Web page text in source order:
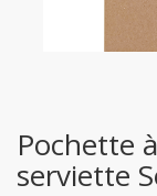
Pochette
serviette